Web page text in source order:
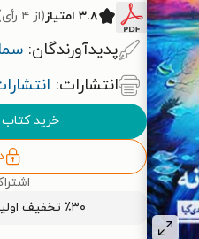
۳.۸ امتیاز (از ۴ رأی)
پدیدآورندگان:
انتشارات:
خرید کتاب
٪۳۰ تخفیف اولین خرید کتاب با کد